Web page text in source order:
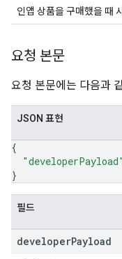
인앱 상품을 구매했을 때
요청 본문
요청 본문에는 다음과
JSON 표현
{
"developerPayload"
}
필드
developerPayload